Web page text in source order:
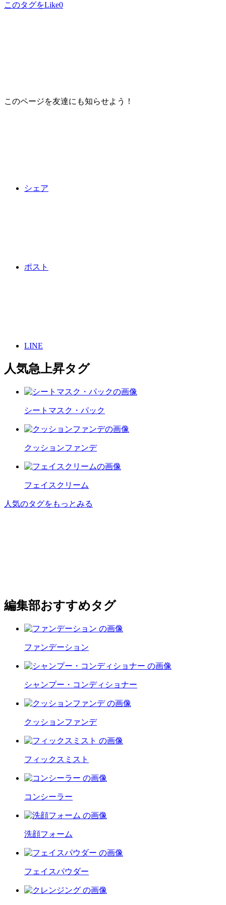
このタグをLike0
このページを友達にも知らせよう！
シェア
ポスト
LINE
人気急上昇タグ
シートマスク・パック
クッションファンデ
フェイスクリーム
人気のタグをもっとみる
編集部おすすめタグ
ファンデーション
シャンプー・コンディショナー
クッションファンデ
フィックスミスト
コンシーラー
洗顔フォーム
フェイスパウダー